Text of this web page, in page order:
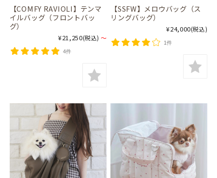
【COMFY RAVIOLI】テンマ
イルバッグ（フロントバッ
グ）
¥21,250(税込) ～
4件
【SSFW】メロウバッグ（ス
リングバッグ）
¥24,000(税込)
1件